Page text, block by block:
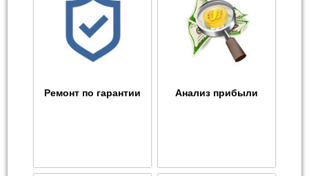
Ремонт по гарантии Анализ прибыли